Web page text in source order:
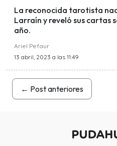
La reconocida tarotista
Larraín y reveló sus cartas
año.
Ariel Pefaur
13 abril, 2023 a las 11:49
← Post anteriores